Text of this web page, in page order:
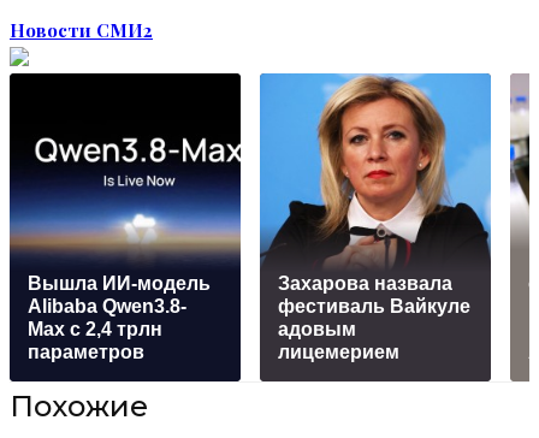
Новости СМИ2
Вышла ИИ-модель
Alibaba Qwen3.8-
Max с 2,4 трлн
параметров
Захарова назвала
фестиваль Вайкуле
адовым
лицемерием
Похожие